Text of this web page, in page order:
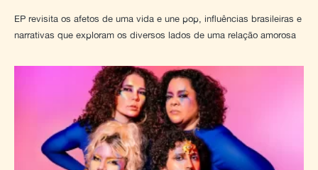
EP revisita os afetos de uma vida e une pop, influências brasileiras e
narrativas que exploram os diversos lados de uma relação amorosa